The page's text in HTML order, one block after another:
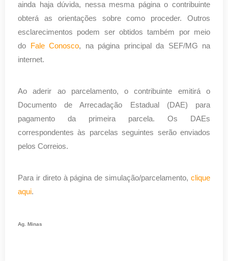
ainda haja dúvida, nessa mesma página o contribuinte
obterá as orientações sobre como proceder. Outros
esclarecimentos podem ser obtidos também por meio
do
Fale Conosco, na página principal da SEF/MG na
internet.
Ao aderir ao parcelamento, o contribuinte emitirá o
Documento de Arrecadação Estadual (DAE) para
pagamento da primeira parcela. Os DAEs
correspondentes às parcelas seguintes serão enviados
pelos Correios.
Para ir direto à página de simulação/parcelamento, clique
aqui.
Ag. Minas